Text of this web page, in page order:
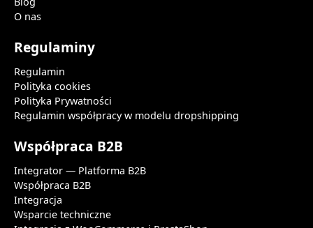
O nas
Regulaminy
Regulamin
Polityka cookies
Polityka Prywatności
Regulamin współpracy w modelu dropshipping
Współpraca B2B
Integrator — Platforma B2B
Współpraca B2B
Integracja
Wsparcie techniczne